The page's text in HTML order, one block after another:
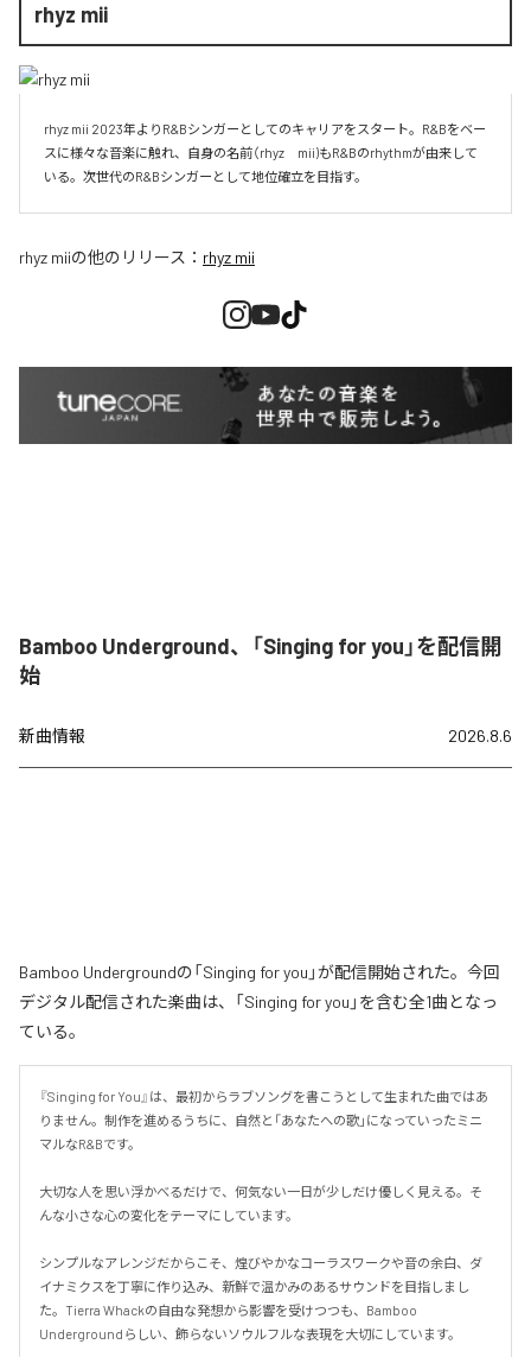
rhyz mii
rhyz mii 2023年よりR&Bシンガーとしてのキャリアをスタート。R&Bをベー
スに様々な音楽に触れ、自身の名前（rhyz　mii)もR&Bのrhythmが由来して
いる。次世代のR&Bシンガーとして地位確立を目指す。
rhyz miiの他のリリース： rhyz mii
Bamboo Underground、「Singing for you」を配信開
始
新曲情報 2026.8.6
Bamboo Undergroundの「Singing for you」が配信開始された。今回
デジタル配信された楽曲は、「Singing for you」を含む全1曲となっ
ている。
『Singing for You』は、最初からラブソングを書こうとして生まれた曲ではあ
りません。制作を進めるうちに、自然と「あなたへの歌」になっていったミニ
マルなR&Bです。
大切な人を思い浮かべるだけで、何気ない一日が少しだけ優しく見える。そ
んな小さな心の変化をテーマにしています。
シンプルなアレンジだからこそ、煌びやかなコーラスワークや音の余白、ダ
イナミクスを丁寧に作り込み、新鮮で温かみのあるサウンドを目指しまし
た。Tierra Whackの自由な発想から影響を受けつつも、Bamboo
Undergroundらしい、飾らないソウルフルな表現を大切にしています。